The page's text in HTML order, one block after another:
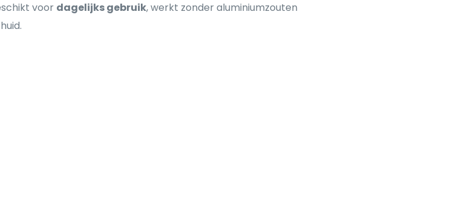
voor dagelijks gebruik, werkt zonder aluminiumzouten